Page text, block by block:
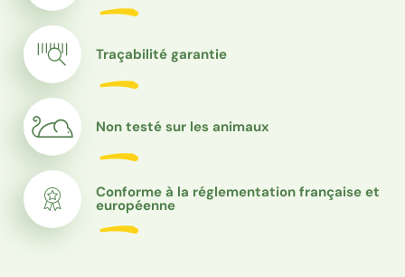
Traçabilité garantie
Non testé sur les animaux
Conforme à la réglementation française et
européenne